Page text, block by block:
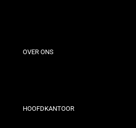
Contact
OVER ONS
Onze Winkels
HOOFDKANTOOR